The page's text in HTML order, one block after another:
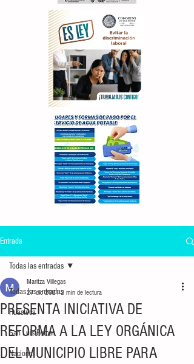
Entrada
Todas las entradas
Huasteca
San Luis Potosí
Nacional
Todas las entradas
PRESENTA INICIATIVA DE
REFORMA A LA LEY ORGÁNICA
DEL MUNICIPIO LIBRE PARA
Maritza Villegas
27 dic 20212 min de lectura